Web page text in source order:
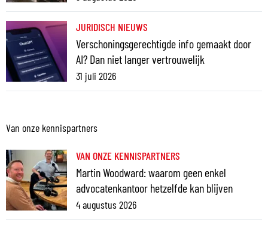
JURIDISCH NIEUWS
Verschoningsgerechtigde info gemaakt door
AI? Dan niet langer vertrouwelijk
31 juli 2026
Van onze kennispartners
VAN ONZE KENNISPARTNERS
Martin Woodward: waarom geen enkel
advocatenkantoor hetzelfde kan blijven
4 augustus 2026